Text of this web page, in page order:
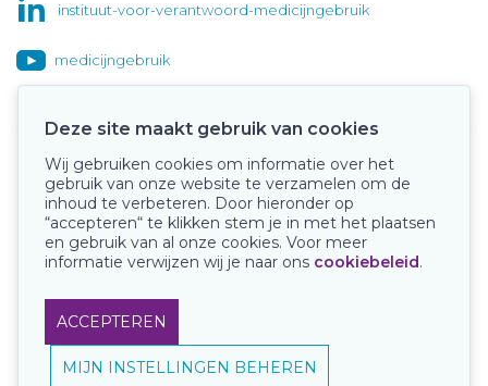
instituut-voor-verantwoord-medicijngebruik
medicijngebruik
Onze keurmerken
Deze site maakt gebruik van cookies
Wij gebruiken cookies om informatie over het
gebruik van onze website te verzamelen om de
inhoud te verbeteren. Door hieronder op
“accepteren“ te klikken stem je in met het plaatsen
en gebruik van al onze cookies. Voor meer
informatie verwijzen wij je naar ons cookiebeleid.
ACCEPTEREN
MIJN INSTELLINGEN BEHEREN